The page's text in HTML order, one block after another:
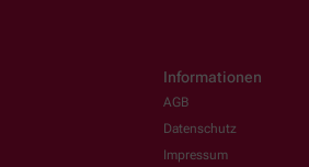
Informationen
AGB
Datenschutz
Impressum